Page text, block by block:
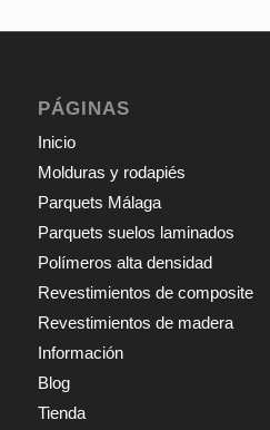
PÁGINAS
Inicio
Molduras y rodapiés
Parquets Málaga
Parquets suelos laminados
Polímeros alta densidad
Revestimientos de composite
Revestimientos de madera
Información
Blog
Tienda